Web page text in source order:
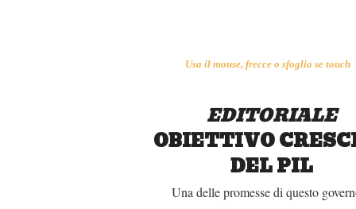
Usa il mouse, frecce o sfoglia se touch
EDITORIALE
OBIETTIVO
DEL PIL
Una delle promesse di questo